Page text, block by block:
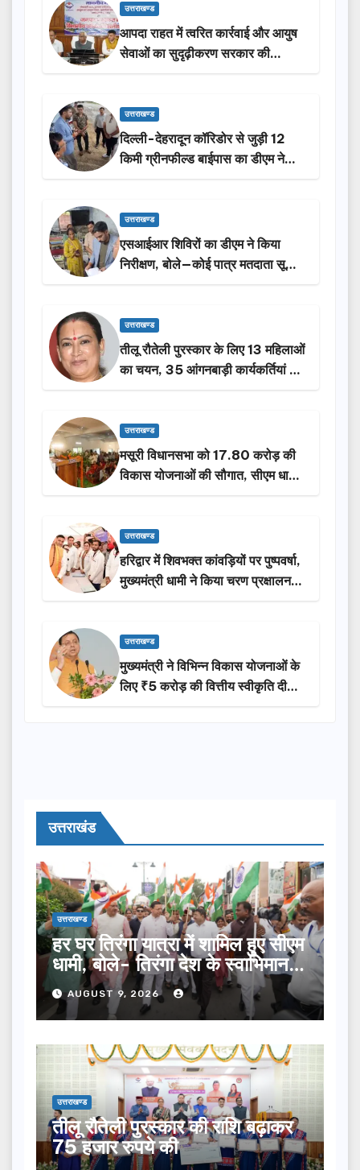
उत्तराखण्ड
आपदा राहत में त्वरित कार्रवाई और आयुष
सेवाओं का सुदृढ़ीकरण सरकार की
प्राथमिकता: मदन कौशिक
उत्तराखण्ड
दिल्ली-देहरादून कॉरिडोर से जुड़ी 12
किमी ग्रीनफील्ड बाईपास का डीएम ने
किया निरीक्षण…
उत्तराखण्ड
एसआईआर शिविरों का डीएम ने किया
निरीक्षण, बोले—कोई पात्र मतदाता सूची
से न छूटे…
उत्तराखण्ड
तीलू रौतेली पुरस्कार के लिए 13 महिलाओं
का चयन, 35 आंगनबाड़ी कार्यकर्तियां भी
होंगी सम्मानित…
उत्तराखण्ड
मसूरी विधानसभा को 17.80 करोड़ की
विकास योजनाओं की सौगात, सीएम धामी
ने किया लोकार्पण-शिलान्यास.
उत्तराखण्ड
हरिद्वार में शिवभक्त कांवड़ियों पर पुष्पवर्षा,
मुख्यमंत्री धामी ने किया चरण प्रक्षालन…
उत्तराखण्ड
मुख्यमंत्री ने विभिन्न विकास योजनाओं के
लिए ₹5 करोड़ की वित्तीय स्वीकृति दी…
उत्तराखंड
उत्तराखण्ड
हर घर तिरंगा यात्रा में शामिल हुए सीएम
धामी, बोले- तिरंगा देश के स्वाभिमान
का प्रतीक
AUGUST 9, 2026
उत्तराखण्ड
तीलू रौतेली पुरस्कार की राशि बढ़ाकर
75 हजार रुपये की